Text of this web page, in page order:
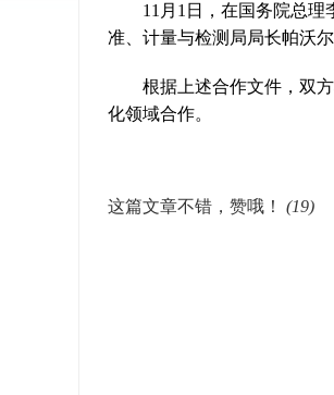
11月1日，在国务院总理李
准、计量与检测局局长帕沃
根据上述合作文件，双方
化领域合作。
这篇文章不错，赞哦！ (19)